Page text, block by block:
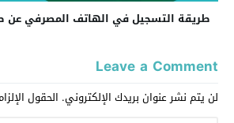
طريقة التسجيل في الهاتف المصرفي عن
Leave a Comment
لن يتم نشر عنوان بريدك الإلكتروني. الحقول